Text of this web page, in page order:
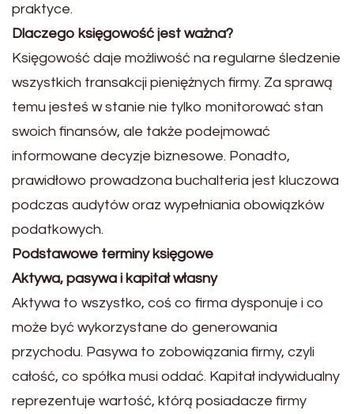
praktyce.
Dlaczego księgowość jest ważna?
Księgowość daje możliwość na regularne śledzenie
wszystkich transakcji pieniężnych firmy. Za sprawą
temu jesteś w stanie nie tylko monitorować stan
swoich finansów, ale także podejmować
informowane decyzje biznesowe. Ponadto,
prawidłowo prowadzona buchalteria jest kluczowa
podczas audytów oraz wypełniania obowiązków
podatkowych.
Podstawowe terminy księgowe
Aktywa, pasywa i kapitał własny
Aktywa to wszystko, coś co firma dysponuje i co
może być wykorzystane do generowania
przychodu. Pasywa to zobowiązania firmy, czyli
całość, co spółka musi oddać. Kapitał indywidualny
reprezentuje wartość, którą posiadacze firmy